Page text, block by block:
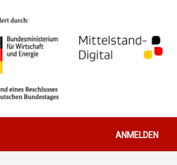
ANMELDEN